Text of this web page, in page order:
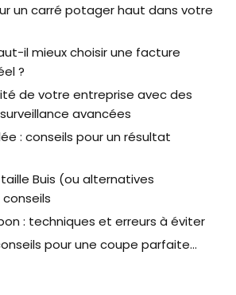
un carré potager haut dans votre
il mieux choisir une facture
?
de votre entreprise avec des
avancées
: conseils pour un résultat
Buis (ou alternatives
: techniques et erreurs à éviter
pour une coupe parfaite…